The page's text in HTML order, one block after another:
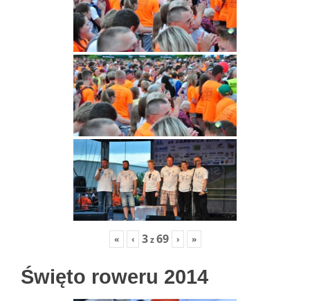
« ‹ 3z69 › »
Święto roweru 2014